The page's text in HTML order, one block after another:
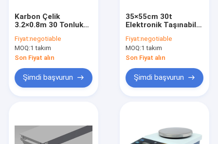
Karbon Çelik
3.2×0.8m 30 Tonluk
Fiyat:negotiable
MOQ:1 takım
Son Fiyat alın
Şimdi başvurun
35×55cm 30t
Elektronik Taşınabilir
Fiyat:negotiable
MOQ:1 takım
Son Fiyat alın
Şimdi başvurun